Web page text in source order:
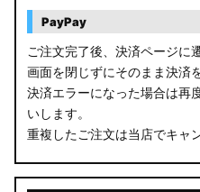
PayPay
ご注文完了後、決済ページに
画面を閉じずにそのまま決済
決済エラーになった場合は再
いします。
重複したご注文は当店でキャ